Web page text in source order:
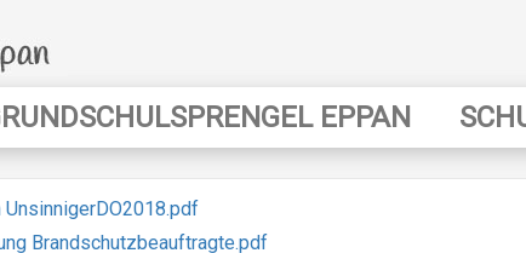
EPPAN
UnsinnigerDO2018.pdf
Brandschutzbeauftragte.pdf